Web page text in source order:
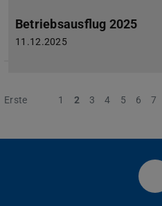
Betriebsausflug 2025
11.12.2025
Erste Vorherige
1 2 3 4 5 6 7